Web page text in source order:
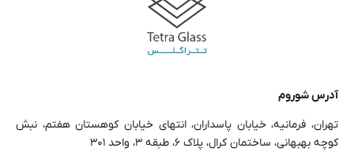
آدرس شوروم
تهران، فرمانیه، خیابان پاسداران، انتهای خیابان کوهستان هفتم، نبش
کوچه بهبهانی، ساختمان کرال، پلاک ۶، طبقه ۳، واحد ۳۰۱